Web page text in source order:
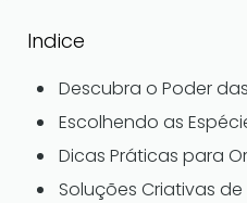
Indice
Descubra o Poder
Escolhendo as
Dicas Práticas para
Soluções Criativas